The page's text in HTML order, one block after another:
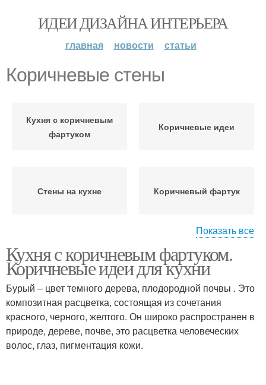
ИДЕИ ДИЗАЙНА ИНТЕРЬЕРА
главная новости статьи
Коричневые стены
Кухня с коричневым
фартуком
Коричневые идеи
Стены на кухне Коричневый фартук
кухне
Показать все
Кухня с коричневым фартуком.
Коричневые идеи для кухни
Бурый – цвет темного дерева, плодородной почвы . Это
композитная расцветка, состоящая из сочетания
красного, черного, желтого. Он широко распространен в
природе, дереве, почве, это расцветка человеческих
волос, глаз, пигментация кожи.